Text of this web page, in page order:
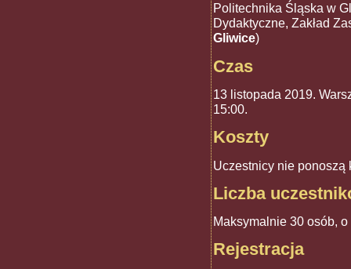
Politechnika Śląska w
Dydaktyczne, Zakład
Gliwice)
Czas
13 listopada 2019.
15:00.
Koszty
Uczestnicy nie ponoszą
Liczba
Maksymalnie 30 osób,
Rejestracja